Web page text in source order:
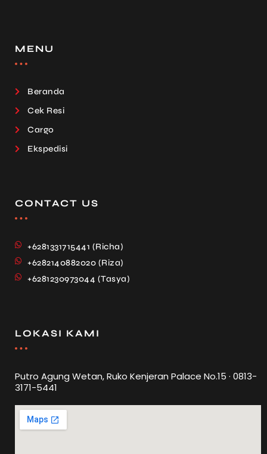
MENU
Beranda
Cek Resi
Cargo
Ekspedisi
CONTACT US
+6281331715441 (Richa)
+6282140882020 (Riza)
+6281230973044 (Tasya)
LOKASI KAMI
Putro Agung Wetan, Ruko Kenjeran Palace No.15 · 0813-
3171-5441